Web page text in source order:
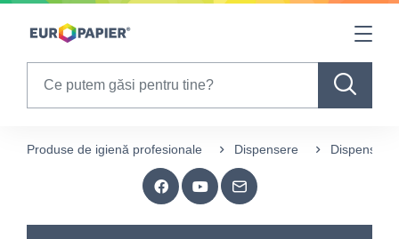
Table Of Content
Produse de igienă profesionale Dispensere Dispensere